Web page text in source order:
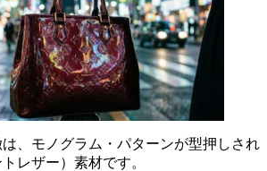
、モノグラム・パターンが型押しされ
レザー）素材です。